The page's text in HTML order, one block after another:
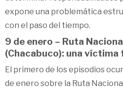
expone una problemática
con el paso del tiempo.
9 de enero – Ruta
(Chacabuco): una víctima
El primero de los episodios
de enero sobre la Ruta